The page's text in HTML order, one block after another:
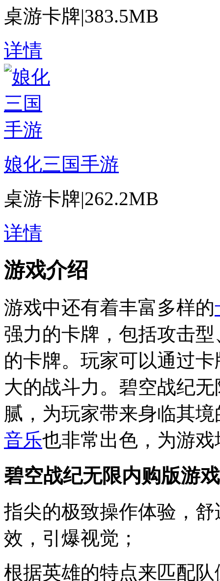
桌游卡牌|383.5MB
详情
娘化三国手游
桌游卡牌|262.2MB
详情
游戏介绍
游戏中还有着丰富多样的
强力的卡牌，包括攻击
的卡牌。玩家可以通过
大的战斗力。碧空战纪
腻，为玩家带来身临其
音乐也非常出色，为游
碧空战纪无限内购版游
指尖的极致操作体验，
效，引爆视觉；
根据英雄的特点来匹配